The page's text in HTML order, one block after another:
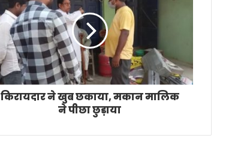
किरायदार ने खुब छकाया, मकान मालिक
ने पीछा छुड़ाया